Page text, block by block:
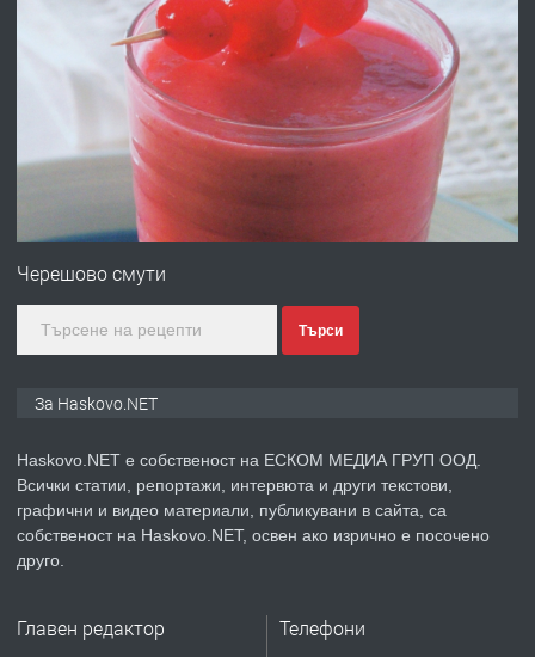
преди 2 дни
№4120 Магазин/Офис под наем в кв.
Любен Каравелов, Хасково-близо до
градската градина!
преди 2 дни
ПРОСТОРЕН ТРИСТАЕН
преди 3 дни
ПРЕДЛАГА СГЛОБЯВАНЕ НА МЕБЕЛИ.
Черешово смути
Търси
За Haskovo.NET
Haskovo.NET е собственост на ЕСКОМ МЕДИА ГРУП ООД.
Всички статии, репортажи, интервюта и други текстови,
графични и видео материали, публикувани в сайта, са
собственост на Haskovo.NET, освен ако изрично е посочено
друго.
Главен редактор Телефони